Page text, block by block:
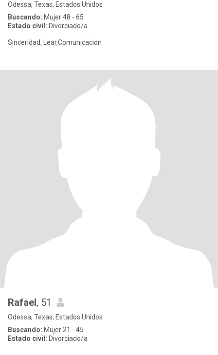
Odessa, Texas, Estados Unidos
Buscando: Mujer 48 - 65
Estado civil: Divorciado/a
Sinceridad, Lear,Comunicacion
Rafael, 51
Odessa, Texas, Estados Unidos
Buscando: Mujer 21 - 45
Estado civil: Divorciado/a